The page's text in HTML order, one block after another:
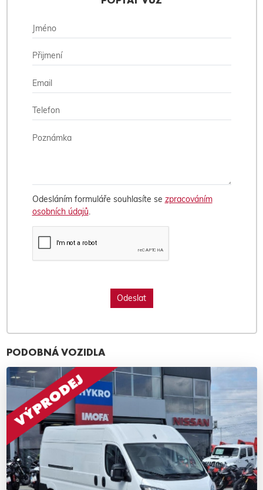
Odesláním formuláře souhlasíte se zpracováním
osobních údajů.
PODOBNÁ VOZIDLA